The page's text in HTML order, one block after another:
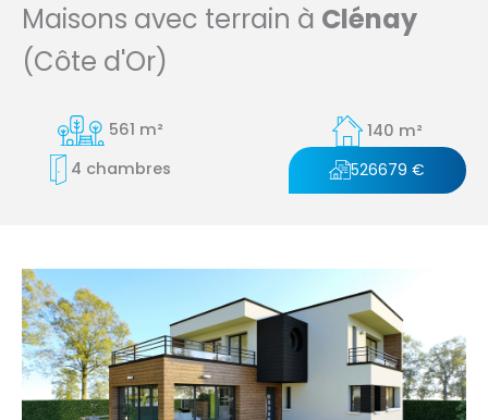
Maisons avec terrain à Clénay
(Côte d'Or)
561 m²
140 m²
4 chambres
526679 €